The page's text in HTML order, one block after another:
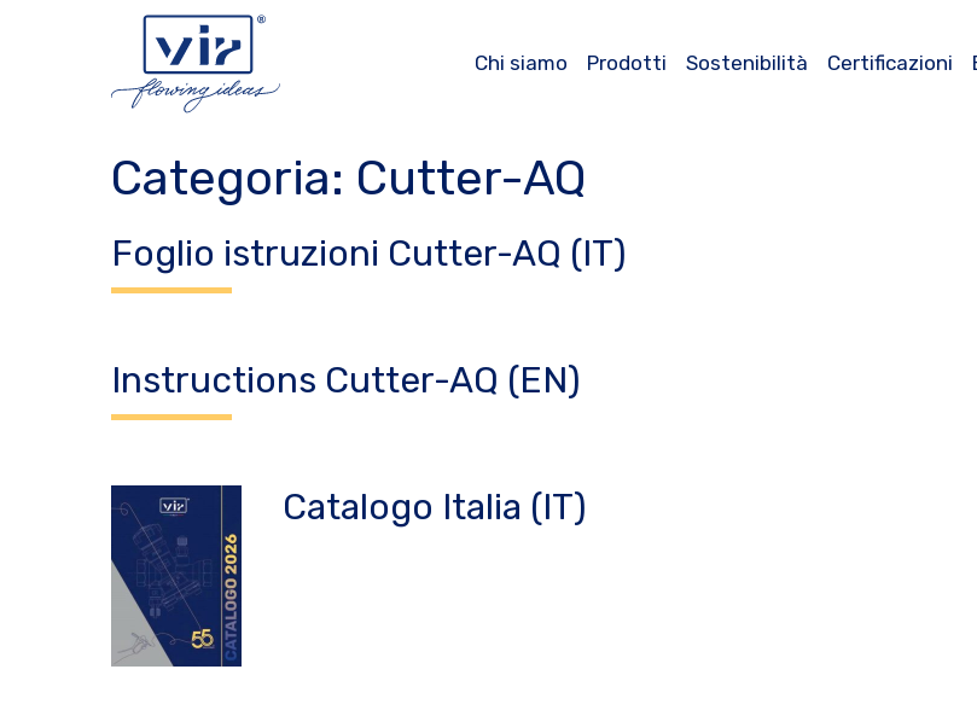
Chi siamo Prodotti Sostenibilità Certificazioni
Categoria: Cutter-AQ
Foglio istruzioni Cutter-AQ (IT)
Instructions Cutter-AQ (EN)
Catalogo Italia (IT)